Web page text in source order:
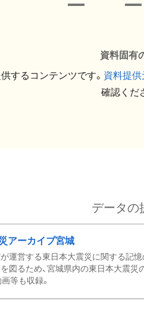
資料固有
するコンテンツです。 資料提
確認くだ
データの
アーカイブ宮城
運営する東日本大震災に関する記
図るため、宮城県内の東日本大震災
等も収録。